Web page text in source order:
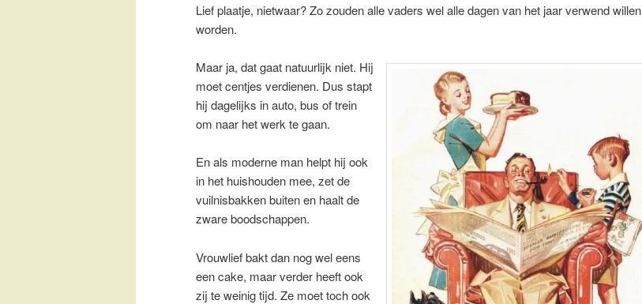
Lief plaatje, nietwaar? Zo zouden alle vaders wel alle dagen van het jaar verwend willen
worden.
Maar ja, dat gaat natuurlijk niet. Hij
moet centjes verdienen. Dus stapt
hij dagelijks in auto, bus of trein
om naar het werk te gaan.
En als moderne man helpt hij ook
in het huishouden mee, zet de
vuilnisbakken buiten en haalt de
zware boodschappen.
Vrouwlief bakt dan nog wel eens
een cake, maar verder heeft ook
zij te weinig tijd. Ze moet toch ook